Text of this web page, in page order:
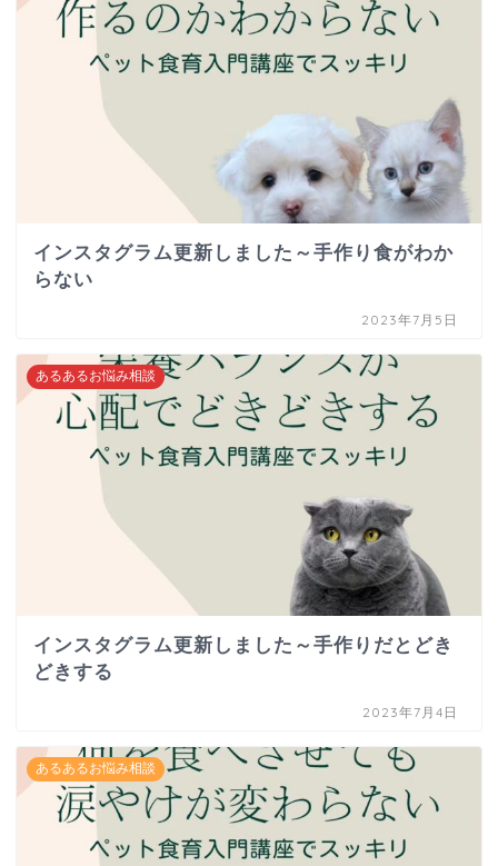
インスタグラム更新しました～手作り食がわか
らない
2023年7月5日
あるあるお悩み相談
インスタグラム更新しました～手作りだとどき
どきする
2023年7月4日
あるあるお悩み相談